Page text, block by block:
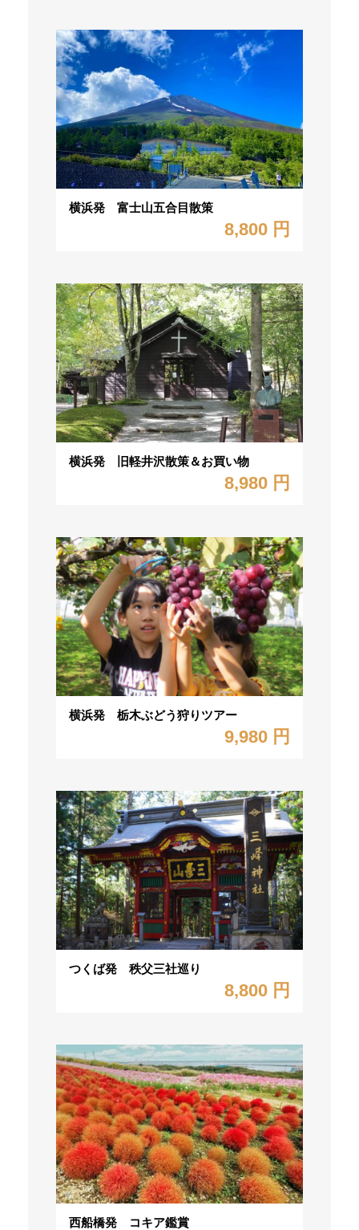
横浜発 富士山五合目散策
8,800 円
横浜発 旧軽井沢散策＆お買い物
8,980 円
横浜発 栃木ぶどう狩りツアー
9,980 円
つくば発 秩父三社巡り
8,800 円
西船橋発 コキア鑑賞